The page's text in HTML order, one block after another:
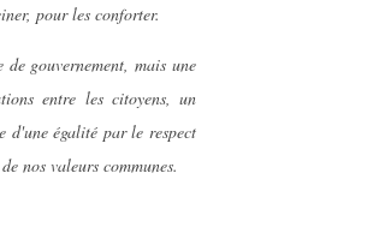
pour les conforter.
gouvernement, mais une
entre les citoyens, un
d'une égalité par le respect
nos valeurs communes.